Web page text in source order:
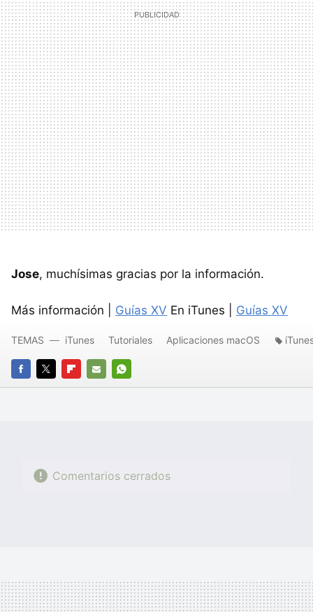
Jose, muchísimas gracias por la información.
Más información | Guías XV En iTunes | Guías XV
FACEBOOK
TWITTERFLIPBOARD
E-
WHATSAPP
TEMAS iTunes Tutoriales Aplicaciones macOS
Comentarios cerrados